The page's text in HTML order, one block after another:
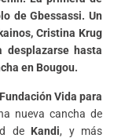
de Gbessassi. Un
Cristina Krug
desplazarse hasta
en Bougou.
Vida para
nueva cancha de
de Kandi, y más